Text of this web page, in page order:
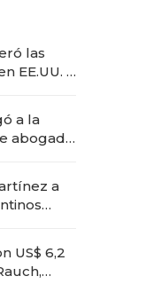
las
EE.UU. y
a la
abogado
a
US$ 6,2